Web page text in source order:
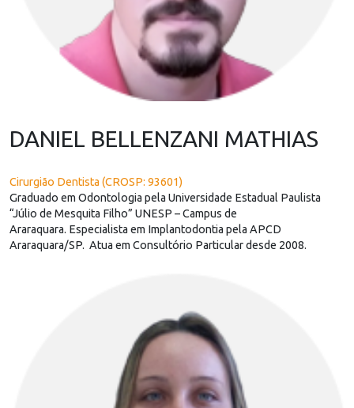
DANIEL BELLENZANI MATHIAS
Cirurgião Dentista (CROSP: 93601)
Graduado em Odontologia pela Universidade Estadual Paulista
“Júlio de Mesquita Filho” UNESP – Campus de
Araraquara. Especialista em Implantodontia pela APCD
Araraquara/SP. Atua em Consultório Particular desde 2008.